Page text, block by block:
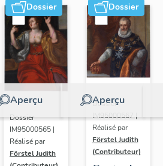
Dossier
Aperçu
Dossier
IM95000565 |
Réalisé par
Förstel Judith
Dossier
Aperçu
Dossier
IM95000567 |
Réalisé par
Förstel Judith
(Contributeur)